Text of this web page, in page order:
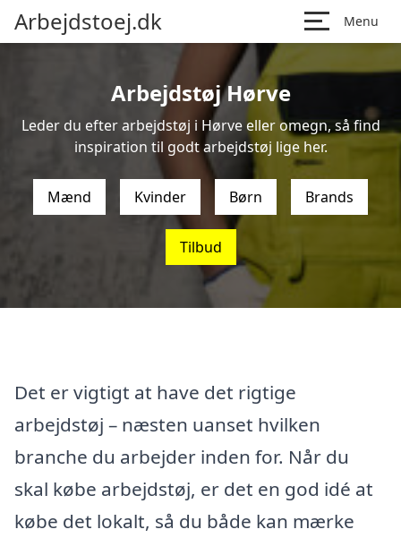
Arbejdstoej.dk Menu
Arbejdstøj Hørve
Leder du efter arbejdstøj i Hørve eller omegn, så find
inspiration til godt arbejdstøj lige her.
Mænd Kvinder Børn Brands
Tilbud
Det er vigtigt at have det rigtige
arbejdstøj – næsten uanset hvilken
branche du arbejder inden for. Når du
skal købe arbejdstøj, er det en god idé at
købe det lokalt, så du både kan mærke